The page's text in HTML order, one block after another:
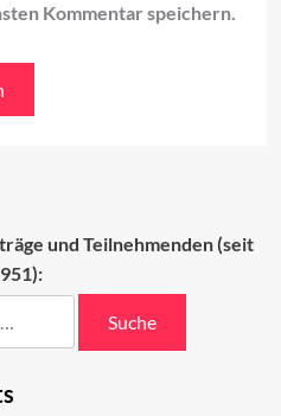
Kommentar speichern.
und Teilnehmenden (seit
Suche